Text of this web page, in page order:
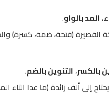
، المد بالواو.
القصيرة (فتحة، ضمة، كسرة)
بالكسر، التنوين بالضم.
إلى ألف زائدة (ما عدا التاء